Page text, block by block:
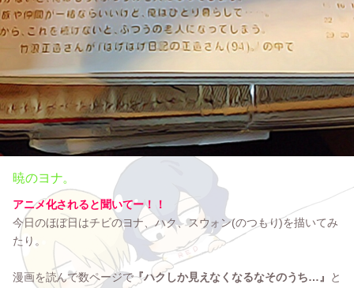
暁のヨナ。
アニメ化されると聞いてー！！
今日のほぼ日はチビのヨナ、ハク、スウォン(のつもり)を描いてみ
たり。
漫画を読んで数ページで『ハクしか見えなくなるなそのうち…』
と